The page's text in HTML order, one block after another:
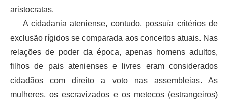
aristocratas.
A cidadania ateniense, contudo, possuía critérios de
exclusão rígidos se comparada aos conceitos atuais. Nas
relações de poder da época, apenas homens adultos,
filhos de pais atenienses e livres eram considerados
cidadãos com direito a voto nas assembleias. As
mulheres, os escravizados e os metecos (estrangeiros)